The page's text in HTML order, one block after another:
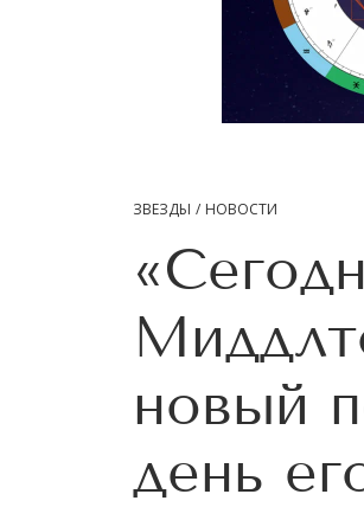
ЗВЕЗДЫ НОВОСТИ
новый
день